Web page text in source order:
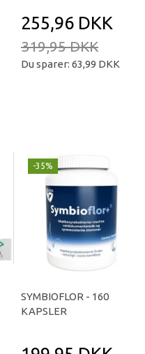
255,96 DKK
319,95 DKK
Du sparer: 63,99 DKK
-35%
SYMBIOFLOR - 160
KAPSLER